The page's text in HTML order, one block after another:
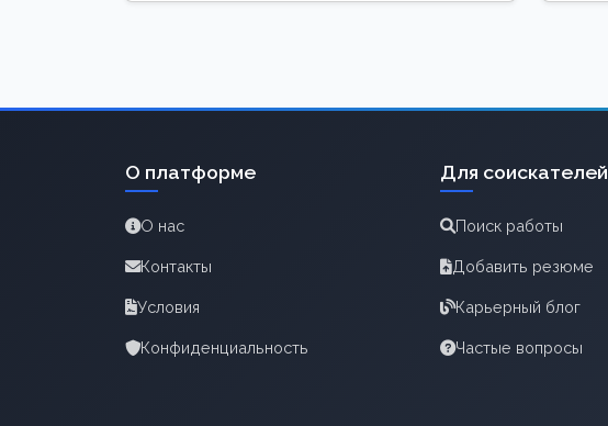
О платформе
О нас
Контакты
Условия
Конфиденциальность
Для соискателей
Поиск работы
Добавить резюме
Карьерный блог
Частые вопросы